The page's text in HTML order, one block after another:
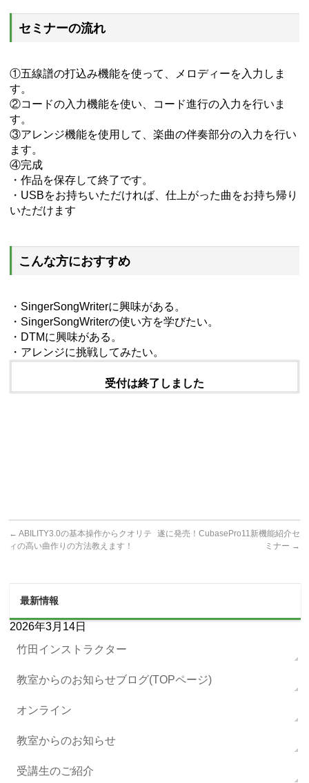
セミナーの流れ
①五線譜の打込み機能を使って、メロディーを入力しま
す。
②コードの入力機能を使い、コード進行の入力を行いま
す。
③アレンジ機能を使用して、楽曲の伴奏部分の入力を行い
ます。
④完成
・作品を保存して終了です。
・USBをお持ちいただければ、仕上がった曲をお持ち帰り
いただけます
こんな方におすすめ
・SingerSongWriterに興味がある。
・SingerSongWriterの使い方を学びたい。
・DTMに興味がある。
・アレンジに挑戦してみたい。
受付は終了しました
← ABILITY3.0の基本操作からクオリテ
ィの高い曲作りの方法教えます！
遂に発売！CubasePro11新機能紹介セ
ミナー →
最新情報
2026年3月14日
竹田インストラクター
教室からのお知らせブログ(TOPページ)
オンライン
教室からのお知らせ
受講生のご紹介